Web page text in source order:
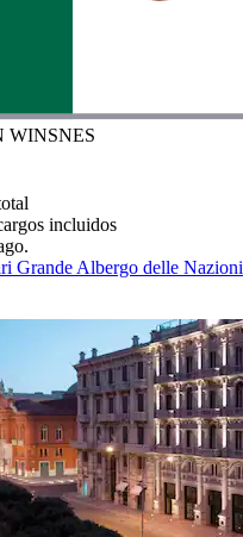
WINSNES
incluidos
Grande Albergo delle Nazioni